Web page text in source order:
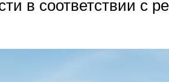
в соответствии с